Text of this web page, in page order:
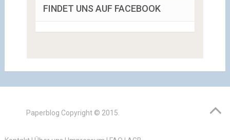
FINDET UNS AUF FACEBOOK
Paperblog Copyright © 2015.